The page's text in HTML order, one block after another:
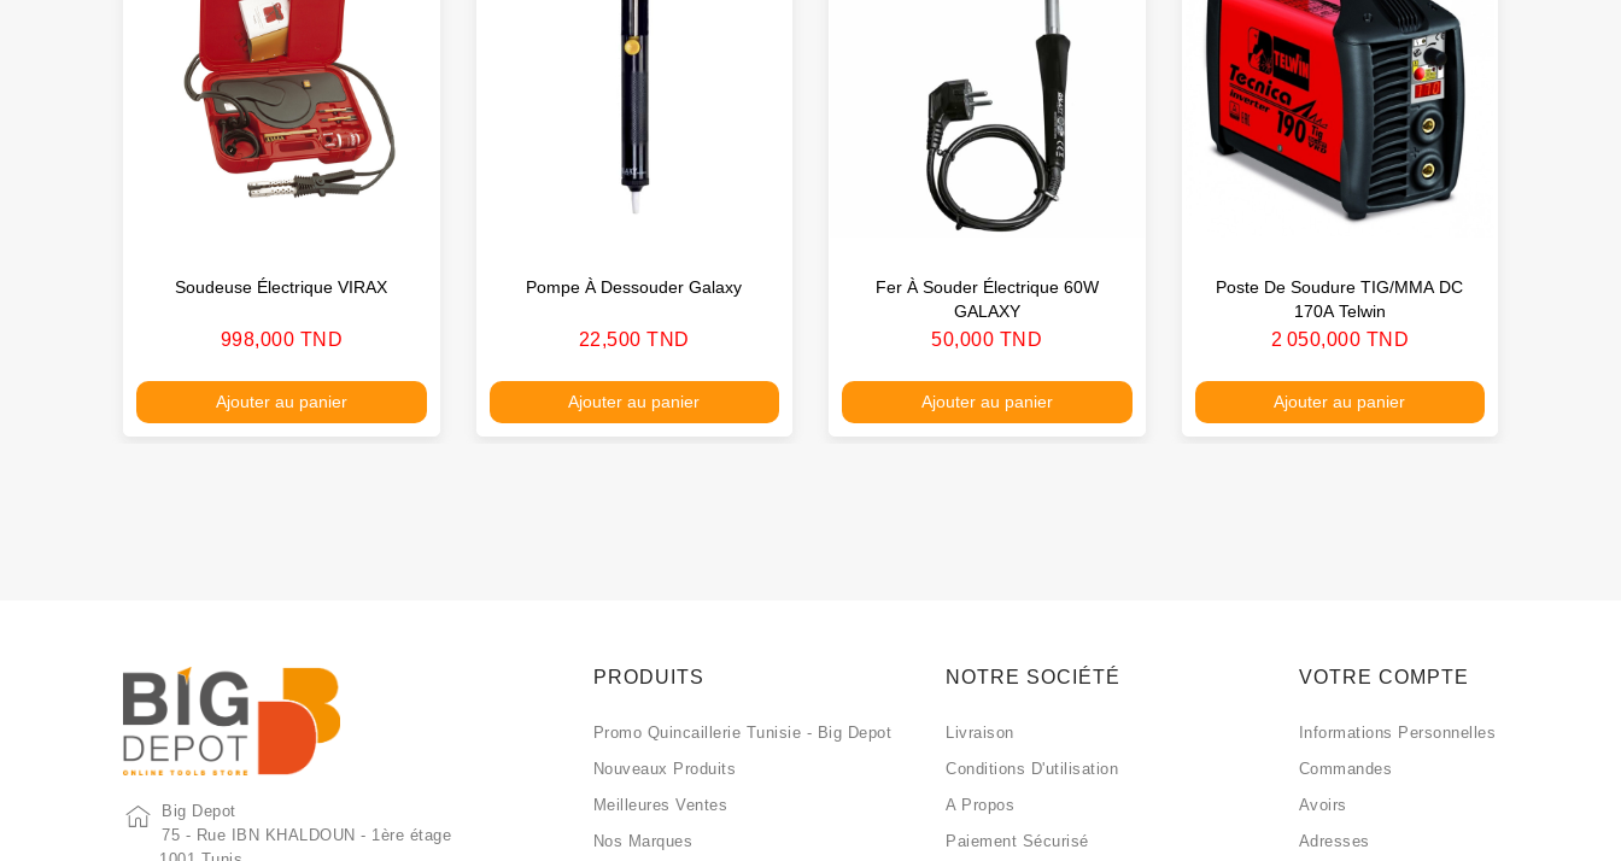
Soudeuse Électrique VIRAX
Prix
998,000 TND
Ajouter au panier
Pompe À Dessouder Galaxy
Prix
22,500 TND
Ajouter au panier
Fer À Souder Électrique 60W
GALAXY
Prix
50,000 TND
Ajouter au panier
Poste De Soudure TIG/MMA DC
170A Telwin
Prix
2 050,000 TND
Ajouter au panier
Big Depot
75 - Rue IBN KHALDOUN - 1ère étage
PRODUITS
Promo Quincaillerie Tunisie - Big Depot
Nouveaux Produits
Meilleures Ventes
Nos Marques
NOTRE SOCIÉTÉ
Livraison
Conditions D'utilisation
A Propos
Paiement Sécurisé
VOTRE COMPTE
Informations Personnelles
Commandes
Avoirs
Adresses